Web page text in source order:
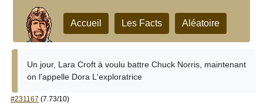
Accueil Les Facts Aléatoire
Un jour, Lara Croft à voulu battre Chuck Norris, maintenant
on l'appelle Dora L'exploratrice
#231167 (7.73/10)